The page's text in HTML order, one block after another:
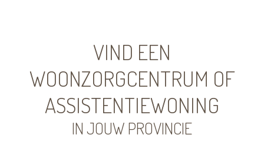
VIND EEN
WOONZORGCENTRUM OF
ASSISTENTIEWONING
IN JOUW PROVINCIE